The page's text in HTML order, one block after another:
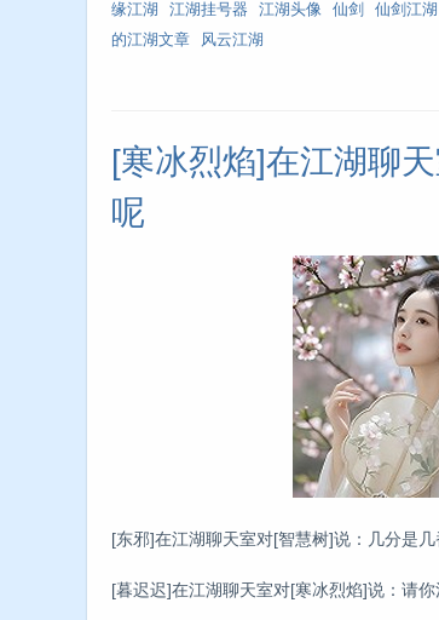
缘江湖
江湖挂号器 江湖头像 仙剑 仙剑江湖
的江湖文章
风云江湖
[寒冰烈焰]在江湖聊
呢
[东邪]在江湖聊天室对[智慧树]说：几分是
[暮迟迟]在江湖聊天室对[寒冰烈焰]说：请